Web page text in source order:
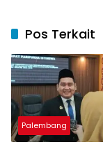
Pos Terkait
Palembang